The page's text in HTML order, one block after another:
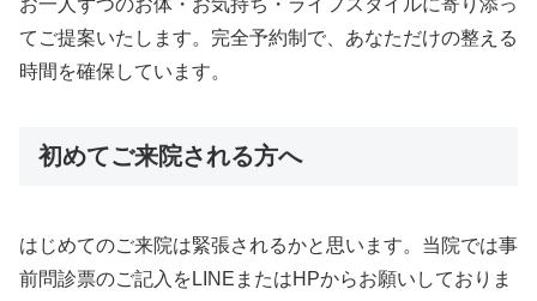
お一人ずつのお体・お気持ち・ライフスタイルに寄り添っ
てご提案いたします。完全予約制で、あなただけの整える
時間を確保しています。
初めてご来院される方へ
はじめてのご来院は緊張されるかと思います。当院では事
前問診票のご記入をLINEまたはHPからお願いしておりま